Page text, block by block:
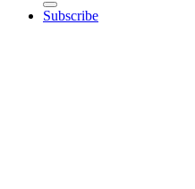
Subscribe